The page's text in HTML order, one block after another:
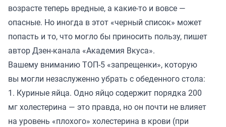
возрасте теперь вредные, а какие-то и вовсе —
опасные. Но иногда в этот «черный список» может
попасть и то, что могло бы приносить пользу, пишет
автор Дзен-канала «Академия Вкуса».
Вашему вниманию ТОП-5 «запрещенки», которую
вы могли незаслуженно убрать с обеденного стола:
1. Куриные яйца. Одно яйцо содержит порядка 200
мг холестерина — это правда, но он почти не влияет
на уровень «плохого» холестерина в крови (при